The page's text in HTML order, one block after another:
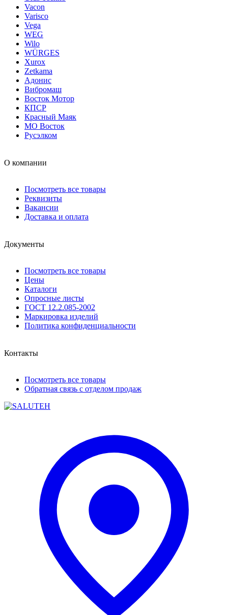
Vacon
Varisco
Vega
WEG
Wilo
WÜRGES
Xurox
Zetkama
Адонис
Вибромаш
Восток Мотор
КПСР
Красный Маяк
МО Восток
Русэлком
О компании
Посмотреть все товары
Реквизиты
Вакансии
Доставка и оплата
Документы
Посмотреть все товары
Цены
Каталоги
Опросные листы
ГОСТ 12.2.085-2002
Маркировка изделий
Политика конфиденциальности
Контакты
Посмотреть все товары
Обратная связь с отделом продаж